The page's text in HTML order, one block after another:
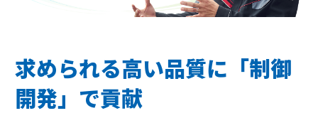
求められる高い品質に「制御
開発」で貢献